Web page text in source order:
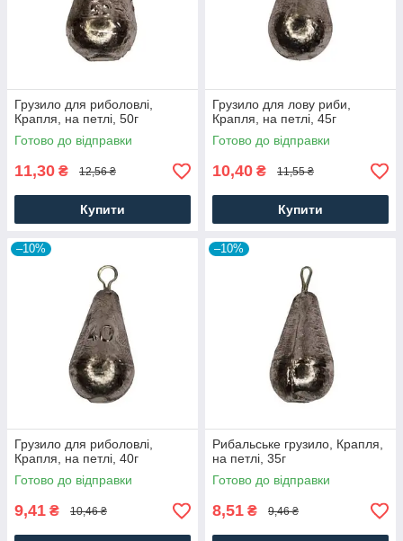
Грузило для риболовлі,
Крапля, на петлі, 50г
Готово до відправки
11,30 ₴ 12,56 ₴
Купити
Грузило для лову риби,
Крапля, на петлі, 45г
Готово до відправки
10,40 ₴ 11,55 ₴
Купити
–10%
Грузило для риболовлі,
Крапля, на петлі, 40г
Готово до відправки
9,41 ₴ 10,46 ₴
–10%
Рибальське грузило, Крапля,
на петлі, 35г
Готово до відправки
8,51 ₴ 9,46 ₴